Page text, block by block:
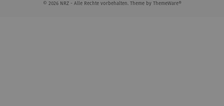
© 2026 NRZ - Alle Rechte vorbehalten. Theme by ThemeWare®